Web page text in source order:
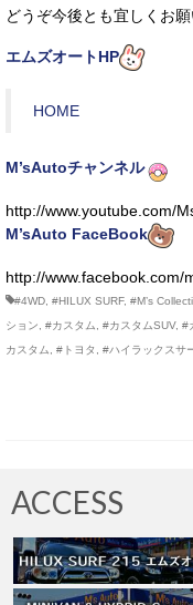
どうぞ今後とも宜しくお
エムズオートHP
HOME
M’sAutoチャンネル
http://www.youtube.com/
M’sAuto FaceBook
http://www.facebook.com/
#4WD #HILUX SURF, #M’s
ション
#カスタム #カスタムSUV, #
カスタム
#トヨタ #ハイラックスサ
ACCESS